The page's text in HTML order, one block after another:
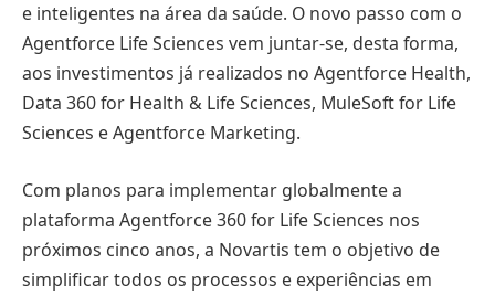
e inteligentes na área da saúde. O novo passo com o
Agentforce Life Sciences vem juntar-se, desta forma,
aos investimentos já realizados no Agentforce Health,
Data 360 for Health & Life Sciences, MuleSoft for Life
Sciences e Agentforce Marketing.
Com planos para implementar globalmente a
plataforma Agentforce 360 ​​for Life Sciences nos
próximos cinco anos, a Novartis tem o objetivo de
simplificar todos os processos e experiências em